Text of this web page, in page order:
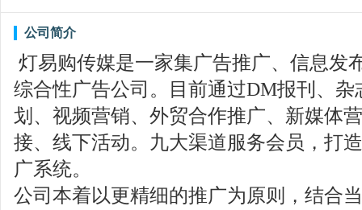
公司简介
灯易购传媒是一家集广告推广、信息发
综合性广告公司。目前通过DM报刊、
划、视频营销、外贸合作推广、新媒体
接、线下活动。九大渠道服务会员，打
广系统。
公司本着以更精细的推广为原则，结合